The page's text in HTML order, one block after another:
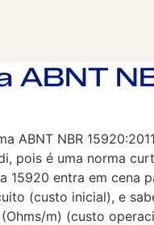
ABNT
ABNT NBR
pois é uma norma
entra em
(custo inicial), e
m) (custo